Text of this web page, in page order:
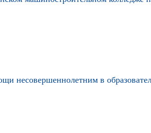
несовершеннолетним в